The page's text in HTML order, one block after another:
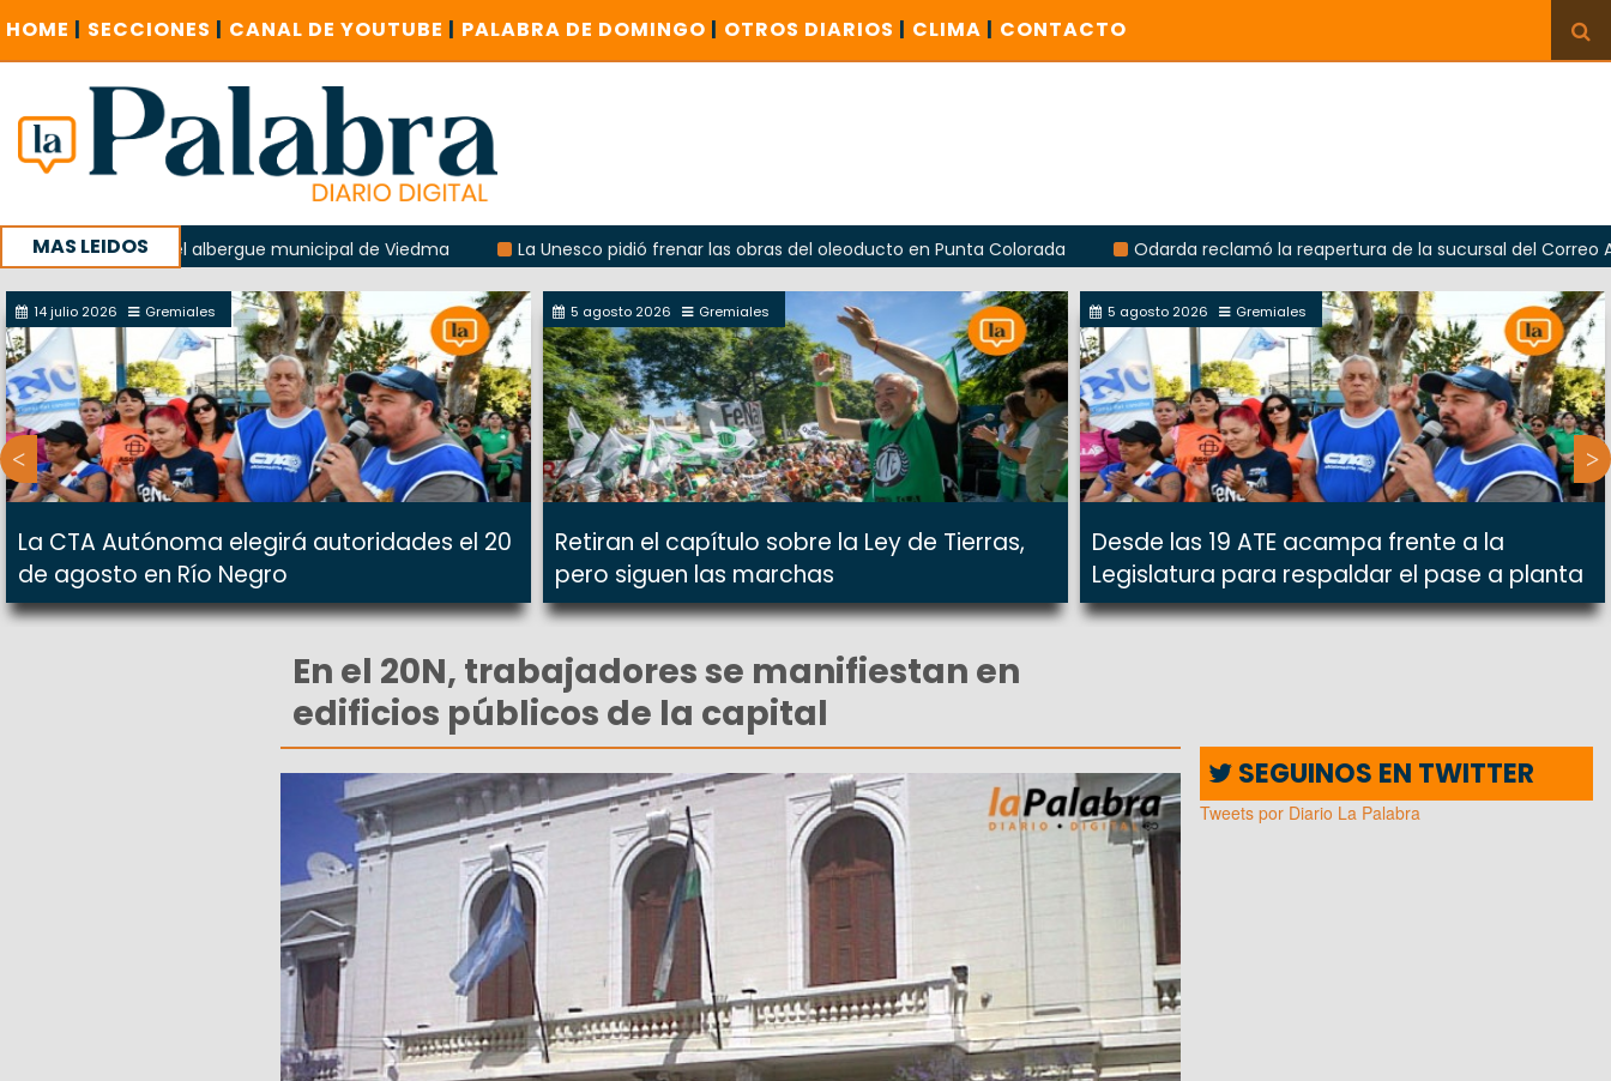
HOME | SECCIONES | CANAL DE YOUTUBE | PALABRA DE DOMINGO | OTROS DIARIOS | CLIMA | CONTACTO
MAS LEIDOS
del albergue municipal de Viedma La Unesco pidió frenar las obras del oleoducto en Punta Colorada
Odarda reclamó la reapertura de la sucursal del Correo Argentino
con un encuentro provincial en Roca
14 julio 2026 Gremiales
La CTA Autónoma elegirá autoridades el 20
de agosto en Río Negro
5 agosto 2026 Gremiales
Retiran el capítulo sobre la Ley de Tierras,
pero siguen las marchas
5 agosto 2026 Gremiales
Desde las 19 ATE acampa frente a la
Legislatura para respaldar el pase a planta
En el 20N, trabajadores se manifiestan en
edificios públicos de la capital
SEGUINOS EN TWITTER
Tweets por Diario La Palabra